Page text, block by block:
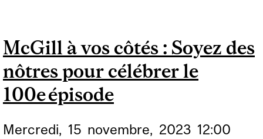
(CONFÉRENCE PUBLIC
À COATICOOK)
McGill à vos côtés : Soyez des
nôtres pour célébrer le
100e épisode
Mercredi, 15 novembre, 2023 12:00